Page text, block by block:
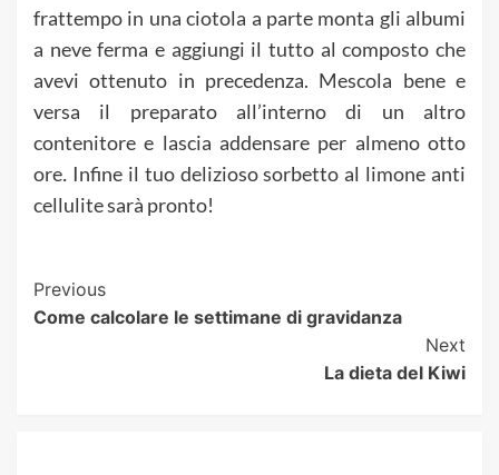
frattempo in una ciotola a parte monta gli albumi
a neve ferma e aggiungi il tutto al composto che
avevi ottenuto in precedenza. Mescola bene e
versa il preparato all’interno di un altro
contenitore e lascia addensare per almeno otto
ore. Infine il tuo delizioso sorbetto al limone anti
cellulite sarà pronto!
Post
Navigation
Previous
Come calcolare le settimane di gravidanza
Next
La dieta del Kiwi